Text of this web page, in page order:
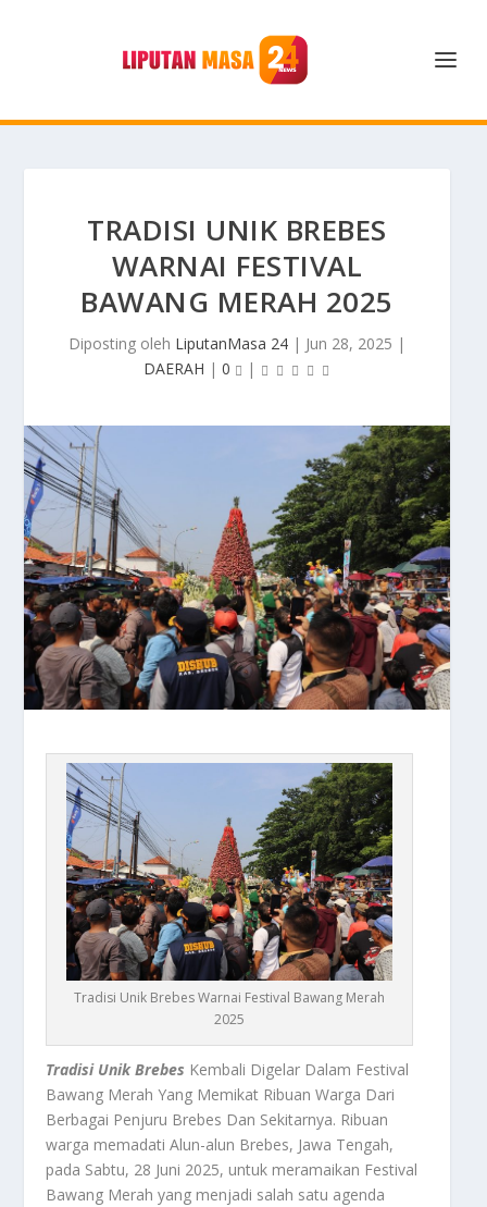
TRADISI UNIK BREBES
WARNAI FESTIVAL
BAWANG MERAH 2025
Diposting oleh LiputanMasa 24 | Jun 28, 2025 |
DAERAH | 0 |
Tradisi Unik Brebes Warnai Festival Bawang Merah
2025
Tradisi Unik Brebes Kembali Digelar Dalam Festival
Bawang Merah Yang Memikat Ribuan Warga Dari
Berbagai Penjuru Brebes Dan Sekitarnya. Ribuan
warga memadati Alun-alun Brebes, Jawa Tengah,
pada Sabtu, 28 Juni 2025, untuk meramaikan Festival
Bawang Merah yang menjadi salah satu agenda